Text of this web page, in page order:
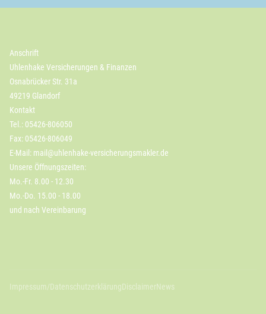
Anschrift
Uhlenhake Versicherungen & Finanzen
Osnabrücker Str. 31a
49219 Glandorf
Kontakt
Tel.: 05426-806050
Fax: 05426-806049
E-Mail: mail@uhlenhake-versicherungsmakler.de
Unsere Öffnungszeiten:
Mo.-Fr. 8.00 - 12.30
Mo.-Do. 15.00 - 18.00
und nach Vereinbarung
Impressum/DatenschutzerklärungDisclaimerNews